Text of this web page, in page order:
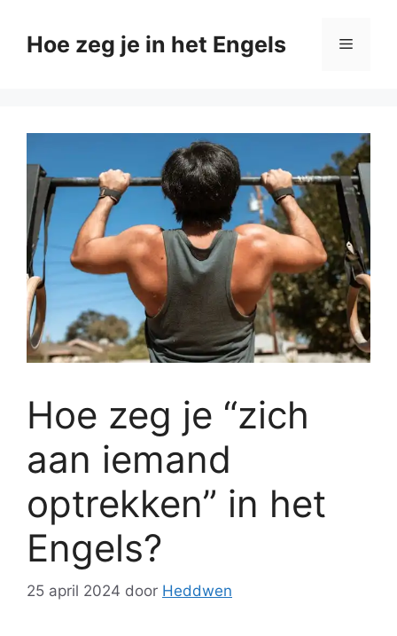
naarHoe zeg je in het Engels Menu
Hoe zeg je “zich
aan iemand
optrekken” in het
Engels?
25 april 2024 door Heddwen